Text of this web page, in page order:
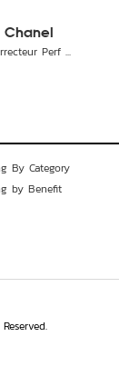
Chanel
Perf ...
By Category
by Benefit